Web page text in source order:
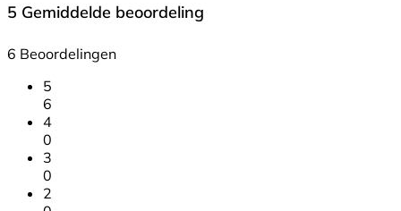
5 Gemiddelde beoordeling
6 Beoordelingen
5
6
4
0
3
0
2